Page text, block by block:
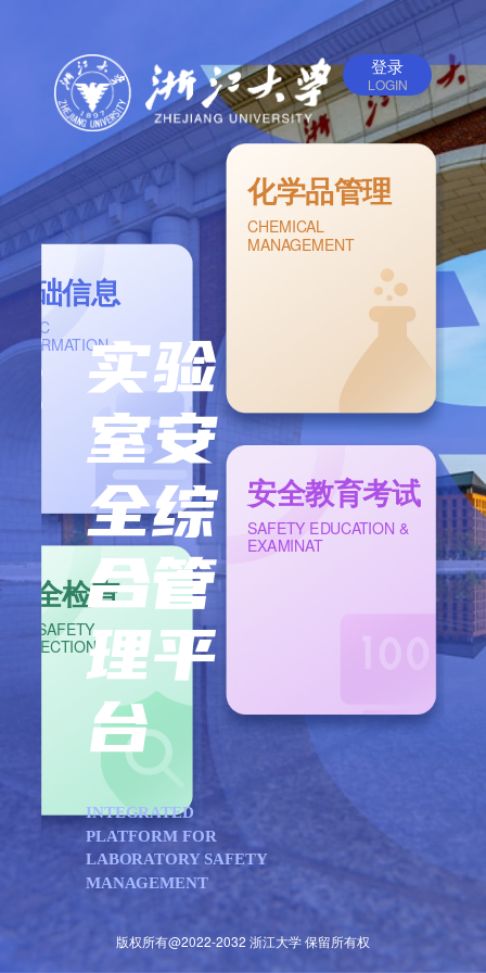
登录
LOGIN
实验
室安
全综
合管
理平
台
INTEGRATED
PLATFORM FOR
LABORATORY SAFETY
MANAGEMENT
基础信息
BASIC
INFORMATION
安全检查
LAB SAFETY
INSPECTION
化学品管理
CHEMICAL
MANAGEMENT
安全教育考试
SAFETY EDUCATION &
EXAMINAT
版权所有@2022-2032 浙江大学 保留所有权